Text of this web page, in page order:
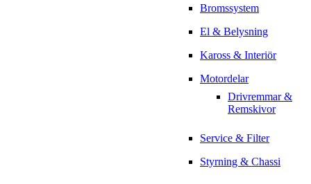
Bromssystem
El & Belysning
Kaross & Interiör
Motordelar
Drivremmar &
Remskivor
Service & Filter
Styrning & Chassi